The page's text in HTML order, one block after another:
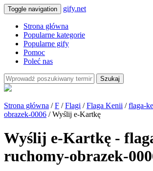
Toggle navigation gify.net
Strona główna
Popularne kategorie
Popularne gify
Pomoc
Poleć nas
Szukaj
Strona główna /F /Flagi /Flaga Kenii /flaga-
obrazek-0006 / Wyślij e-Kartkę
Wyślij e-Kartkę -
ruchomy-obrazek-